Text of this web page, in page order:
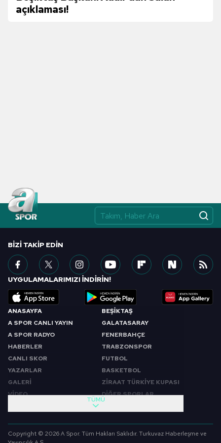
açıklaması!
ANASAYFA
A SPOR CANLI YAYIN
A SPOR RADYO
HABERLER
CANLI SKOR
YAZARLAR
GALERİ
VİDEO
BEŞİKTAŞ
GALATASARAY
FENERBAHÇE
TRABZONSPOR
FUTBOL
BASKETBOL
ZİRAAT TÜRKİYE KUPASI
DİĞER SPORLAR
SABAH SPORU
FUTBOL
TÜMÜ
BIZI TAKIP EDIN
UYGULAMALARIMIZI İNDİRİN!
Copyright © 2026 A Spor. Tüm Hakları Saklıdır. Turkuvaz Haberleşme ve